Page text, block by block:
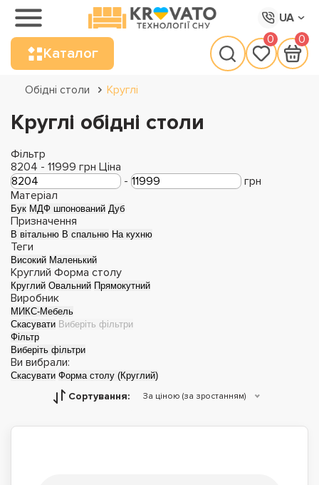
UA
Каталог
0 0
Обідні столи Круглі
Круглі обідні столи
Фільтр
8204 - 11999 грн Ціна
-
грн
Матеріал
Бук МДФ шпонований Дуб
Призначення
В вітальню В спальню На кухню
Теги
Високий Маленький
Круглий Форма столу
Круглий Овальний Прямокутний
Виробник
МИКС-Мебель
Скасувати Виберіть фільтри
Фільтр
Виберіть фільтри
Ви вибрали:
Скасувати Форма столу (Круглий)
Сортування: За ціною (за зростанням)